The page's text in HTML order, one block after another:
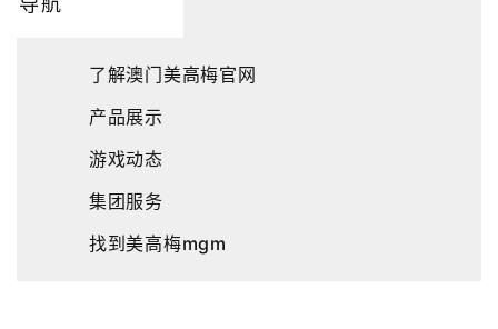
了解澳门美高梅官网
产品展示
游戏动态
集团服务
找到美高梅mgm